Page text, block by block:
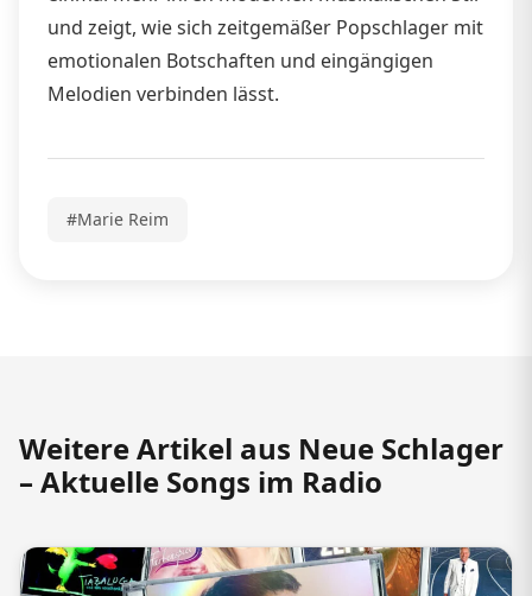
und zeigt, wie sich zeitgemäßer Popschlager mit
emotionalen Botschaften und eingängigen
Melodien verbinden lässt.
#Marie Reim
Weitere Artikel aus Neue Schlager
– Aktuelle Songs im Radio